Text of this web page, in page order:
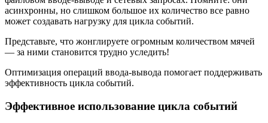
асинхронны, но слишком большое их количество все равно
может создавать нагрузку для цикла событий.
Представьте, что жонглируете огромным количеством мячей
— за ними становится трудно уследить!
Оптимизация операций ввода-вывода помогает поддерживать
эффективность цикла событий.
Эффективное использование цикла событий